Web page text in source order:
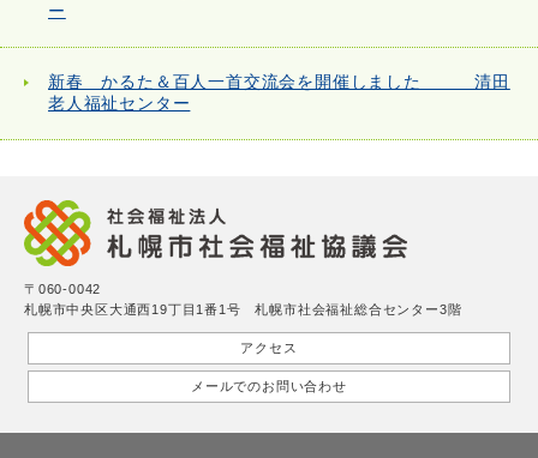
ー
新春 かるた＆百人一首交流会を開催しました 清田
老人福祉センター
〒060-0042
札幌市中央区大通西19丁目1番1号 札幌市社会福祉総合センター3階
アクセス
メールでのお問い合わせ